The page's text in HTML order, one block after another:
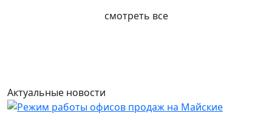
смотреть все
Актуальные новости